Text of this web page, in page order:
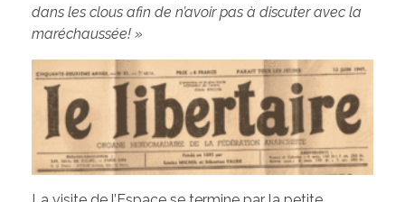
dans les clous afin de n’avoir pas à discuter avec la
maréchaussée! »